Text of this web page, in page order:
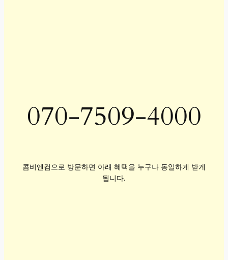
070-7509-4000
콤비엔컴으로 방문하면 아래 혜택을 누구나 동일하게 받게
됩니다.